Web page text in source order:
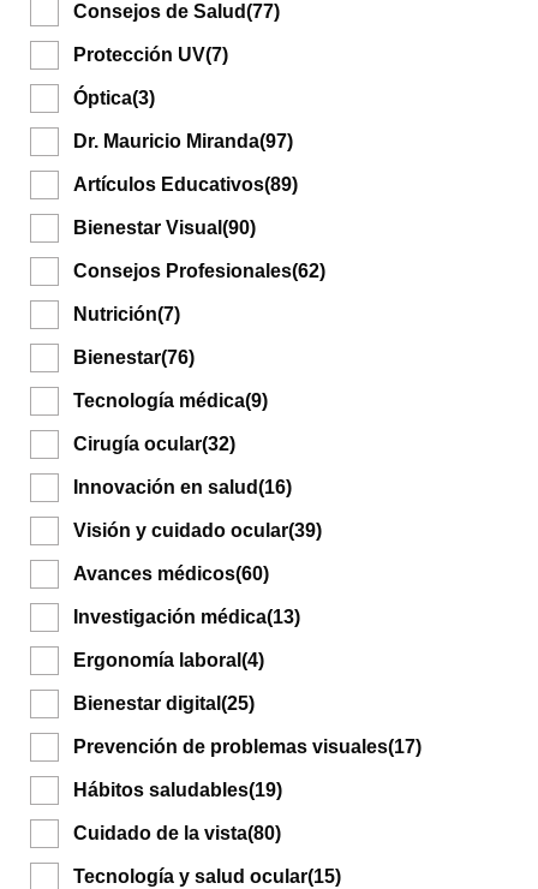
Consejos de Salud(77)
Protección UV(7)
Óptica(3)
Dr. Mauricio Miranda(97)
Artículos Educativos(89)
Bienestar Visual (90)
Consejos Profesionales(62)
Nutrición(7)
Bienestar(76)
Tecnología médica(9)
Cirugía ocular(32)
Innovación en salud(16)
Visión y cuidado ocular(39)
Avances médicos(60)
Investigación médica(13)
Ergonomía laboral (4)
Bienestar digital (25)
Prevención de problemas visuales(17)
Hábitos saludables(19)
Cuidado de la vista(80)
Tecnología y salud ocular(15)